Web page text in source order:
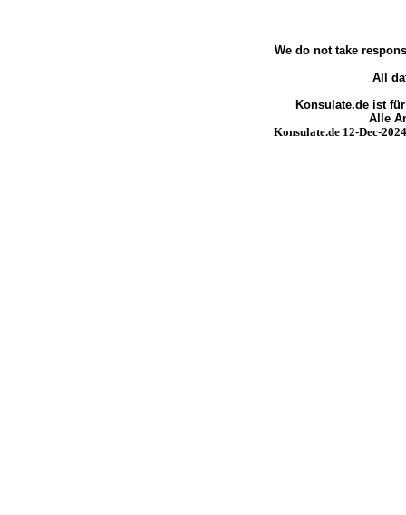
We do not take
All
Konsulate.de ist
Alle
Konsulate.de 12-Dec-